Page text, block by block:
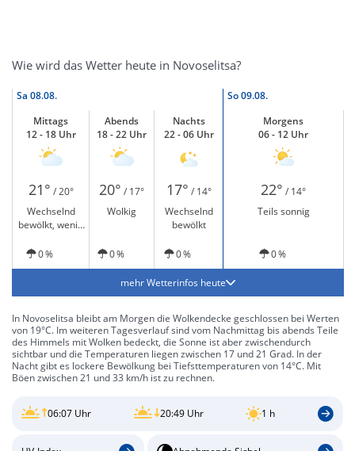
Wie wird das Wetter heute in Novoselitsa?
Sa 08.08. So09.08.
Mittags
12 - 18 Uhr
Abends
18 - 22 Uhr
Nachts
22 - 06 Uhr
Morgens
06 - 12 Uhr
21° / 20° 20° / 17° 17° / 14° 22° / 14°
Wechselnd
bewölkt, wenig
Wolkig
Wechselnd
bewölkt
Teils sonnig
0 % 0 % 0 % 0 %
mehr Wetterinfos heute
In Novoselitsa bleibt am Morgen die Wolkendecke geschlossen bei Werten
von 19°C. Im weiteren Tagesverlauf sind vom Nachmittag bis abends Teile
des Himmels mit Wolken bedeckt, die Sonne ist aber zwischendurch
sichtbar und die Temperaturen liegen zwischen 17 und 21 Grad. In der
Nacht gibt es lockere Bewölkung bei Tiefsttemperaturen von 14°C. Mit
Böen zwischen 21 und 33 km/h ist zu rechnen.
06:07 Uhr 20:49 Uhr 1 h